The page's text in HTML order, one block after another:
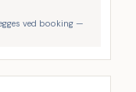
ved booking —